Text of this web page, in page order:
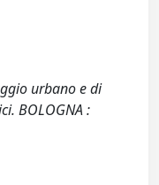
urbano e di
BOLOGNA :